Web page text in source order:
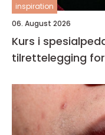
inspiration
06. August 2026
Kurs i spesialpedagogikk
tilrettelegging